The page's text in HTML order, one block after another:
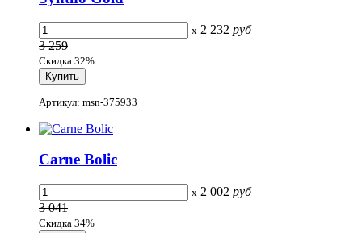
x 2 232 руб
3 259
Скидка 32%
Артикул: msn-375933
Carne Bolic
x 2 002 руб
3 041
Скидка 34%